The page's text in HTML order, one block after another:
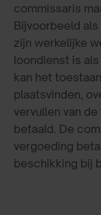
commissaris
Bijvoorbeeld
zijn werkelijke
loondienst is
kan het
plaatsvinden,
vervullen van
betaald. De
vergoeding
beschikking bij